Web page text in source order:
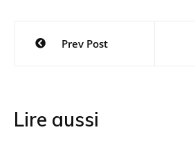
Navigation
Prev Post
Lire aussi